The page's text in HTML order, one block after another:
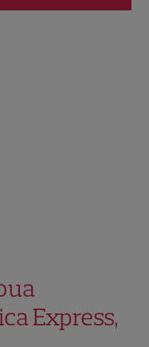
Express,